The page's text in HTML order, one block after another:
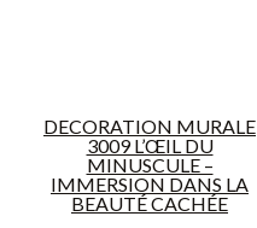
DECORATION MURALE
3009 L’ŒIL DU
MINUSCULE –
IMMERSION DANS LA
BEAUTÉ CACHÉE